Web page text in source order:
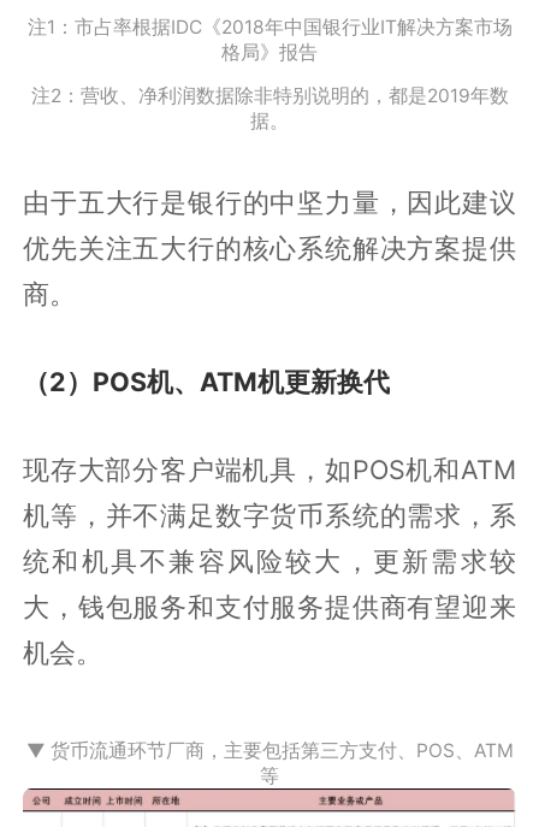
注1：市占率根据IDC《2018年中国银行业IT解决方案市场
格局》报告
注2：营收、净利润数据除非特别说明的，都是2019年数
据。
由于五大行是银行的中坚力量，因此建议
优先关注五大行的核心系统解决方案提供
商。
（2）POS机、ATM机更新换代
现存大部分客户端机具，如POS机和ATM
机等，并不满足数字货币系统的需求，系
统和机具不兼容风险较大，更新需求较
大，钱包服务和支付服务提供商有望迎来
机会。
▼ 货币流通环节厂商，主要包括第三方支付、POS、ATM
等